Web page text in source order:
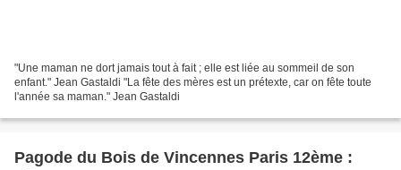
"Une maman ne dort jamais tout à fait ; elle est liée au sommeil de son
enfant." Jean Gastaldi "La fête des mères est un prétexte, car on fête toute
l'année sa maman." Jean Gastaldi
Pagode du Bois de Vincennes Paris 12ème :